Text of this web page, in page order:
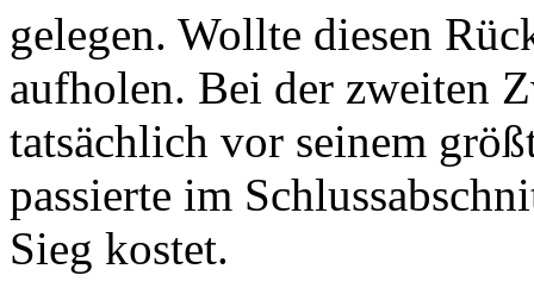
gelegen. Wollte diesen
aufholen. Bei der zweiten
tatsächlich vor seinem
passierte im
Sieg kostet.